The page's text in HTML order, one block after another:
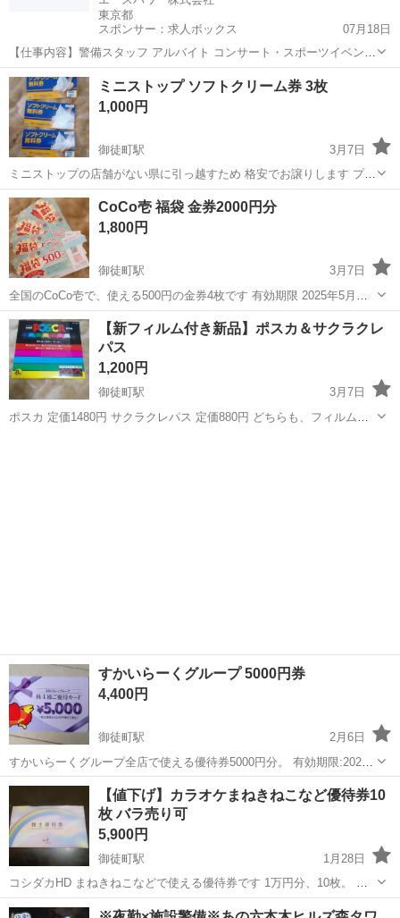
東京都
スポンサー：求人ボックス
07月18日
【仕事内容】警備スタッフ アルバイト コンサート・スポーツイベン
ト・展示会などのイベントや、 工事現場周辺で警備・交通誘導をして
いただきます。 経験者の方はもちろん、未経験者の方も積極的に採用
中! 難しいスキルは不要! 基本的なル...
アルバイト・パート
ミニストップ ソフトクリーム券 3枚
1,000円
御徒町駅
3月7日
ミニストップの店舗がない県に引っ越すため 格安でお譲りします プレ
ミアムソフトや、大盛ソフトクリームにも仕えます 多少でしたらお値
下げ交渉賜ります よろしくお願いいたします
東京 台東区 御徒町駅 その他 ソフトクリーム
CoCo壱 福袋 金券2000円分
1,800円
御徒町駅
3月7日
全国のCoCo壱で、使える500円の金券4枚です 有効期限 2025年5月末
サラダのテイクアウトにも店内商品にも使えてよく変えていました 使
う機会がないためお願いします
東京 台東区 御徒町駅 その他 商品
【新フィルム付き新品】ポスカ＆サクラクレ
パス
1,200円
御徒町駅
3月7日
ポスカ 定価1480円 サクラクレパス 定価880円 どちらも、フィルム付
すかいらーくグループ 5000円券
4,400円
御徒町駅
2月6日
すかいらーくグループ全店で使える優待券5000円分。 有効期限:2025
年9月末。 1枚の価格です。 2枚まで購入可能。 ご質問お待ちしており
東京 台東区 御徒町駅 グループ
【値下げ】カラオケまねきねこなど優待券10
枚 バラ売り可
5,900円
御徒町駅
1月28日
コシダカHD まねきねこなどで使える優待券です 1万円分、10枚。 バ
ラ売りも可能です 金券ショップ価格1枚650円ほどですので、複数枚購
東京 台東区 御徒町駅 その他 まねきねこ